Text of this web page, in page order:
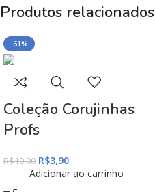
Produtos relacionados
-61%
Coleção Corujinhas
Profs
R$10,00 R$3,90
Adicionar ao carrinho